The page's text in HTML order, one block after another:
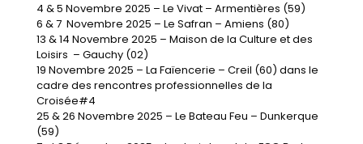
4 & 5 Novembre 2025 – Le Vivat – Armentières (59)
6 & 7 Novembre 2025 – Le Safran – Amiens (80)
13 & 14 Novembre 2025 – Maison de la Culture et des
Loisirs – Gauchy (02)
19 Novembre 2025 – La Faïencerie – Creil (60) dans le
cadre des rencontres professionnelles de la
Croisée#4
25 & 26 Novembre 2025 – Le Bateau Feu – Dunkerque
(59)